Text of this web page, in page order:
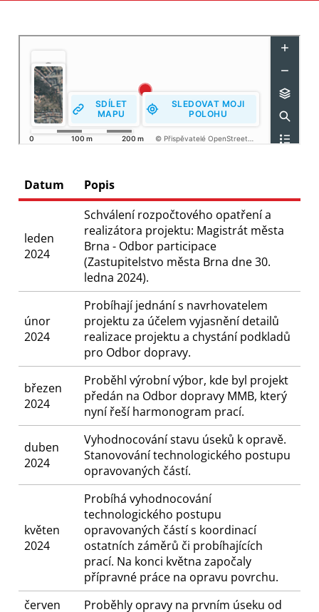
Datum Popis
leden
2024
Schválení rozpočtového opatření a
realizátora projektu: Magistrát města
Brna - Odbor participace
(Zastupitelstvo města Brna dne 30.
ledna 2024).
únor
2024
Probíhají jednání s navrhovatelem
projektu za účelem vyjasnění detailů
realizace projektu a chystání podkladů
pro Odbor dopravy.
březen
2024
Proběhl výrobní výbor, kde byl projekt
předán na Odbor dopravy MMB, který
nyní řeší harmonogram prací.
duben
2024
Vyhodnocování stavu úseků k opravě.
Stanovování technologického postupu
opravovaných částí.
květen
2024
Probíhá vyhodnocování
technologického postupu
opravovaných částí s koordinací
ostatních záměrů či probíhajících
prací. Na konci května započaly
přípravné práce na opravu povrchu.
červen
Proběhly opravy na prvním úseku od